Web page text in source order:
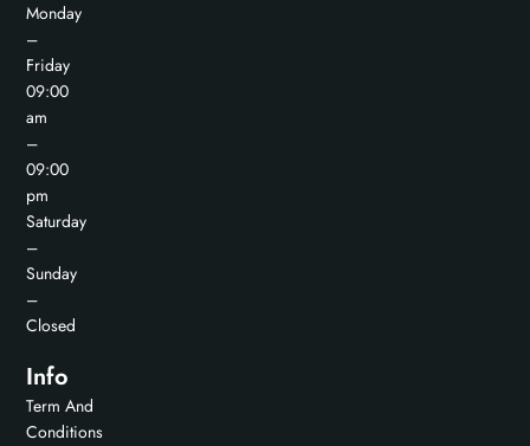
Monday
–
Friday
09:00
am
–
09:00
pm
Saturday
–
Sunday
–
Closed
Info
Term And
Conditions